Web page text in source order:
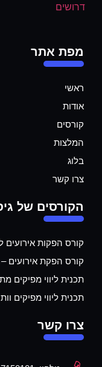
מפת אתר
ראשי
אודות
קורסים
המלצות
בלוג
צרו קשר
הקורסים של
קורס הפקות אירועים
קורס הפקת אירועים –
תכנית ליווי מפיקים
תכנית ליווי מפיקים
צרו קשר